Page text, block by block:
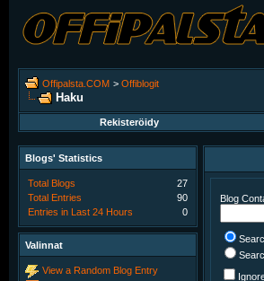
Offipalsta.COM > Offiblogit
Haku
Rekisteröidy
Blog
Blogs' Statistics
Total Blogs
27
Total Entries
90
Entries in Last 24 Hours
0
Valinnat
View a Random Blog Entry